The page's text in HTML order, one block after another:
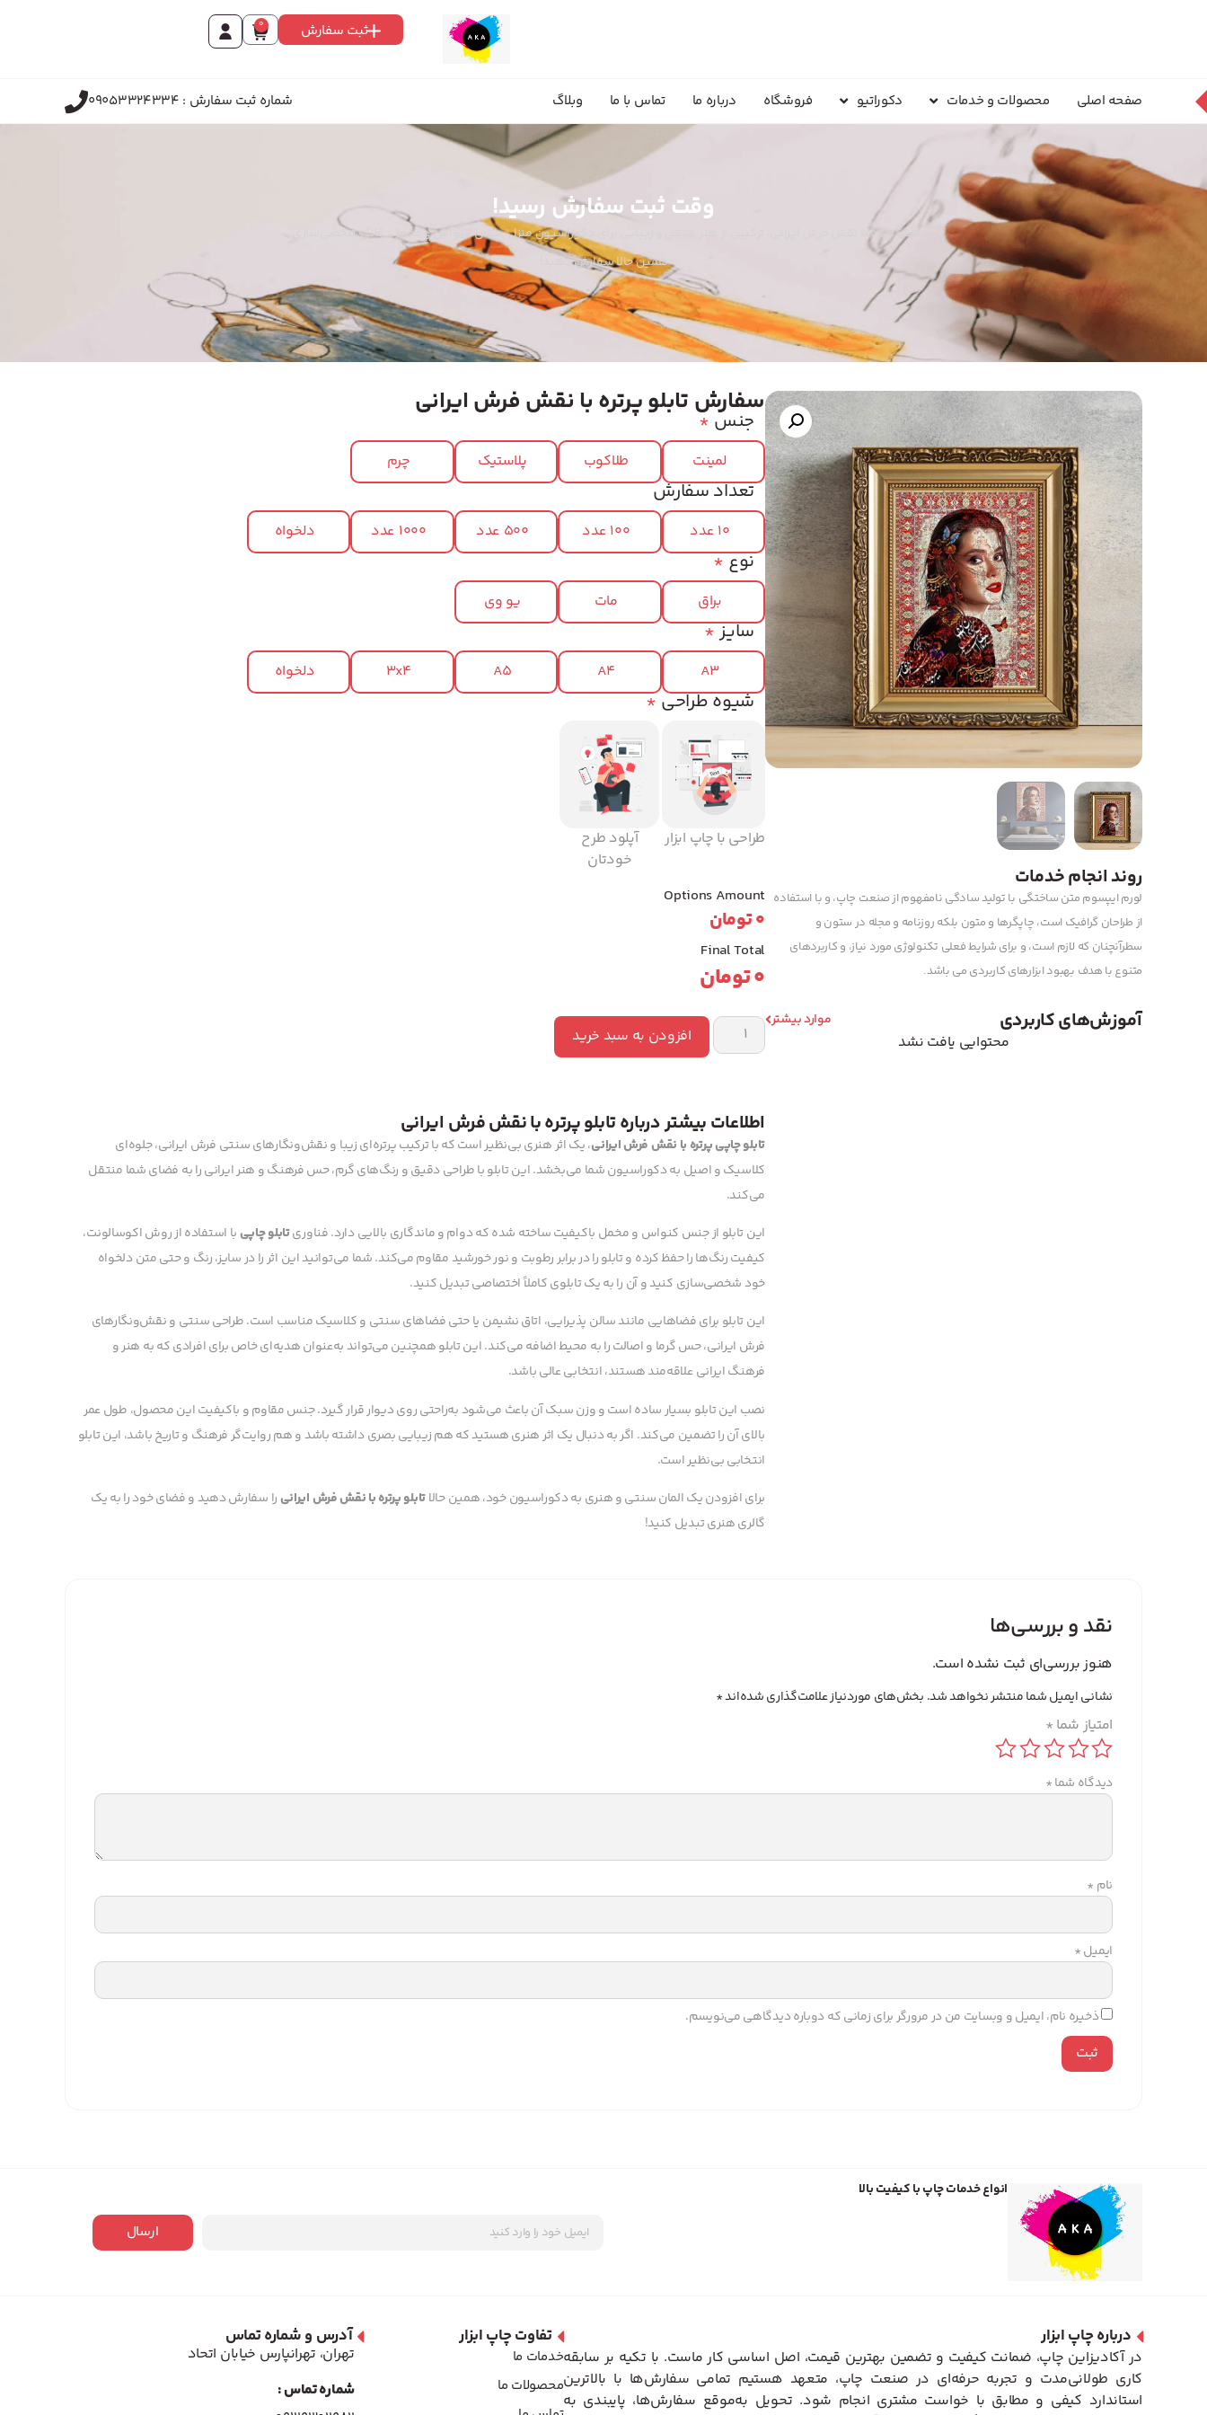
ثبت سفارش 0
صفحه اصلی محصولات و خدمات دکوراتیو فروشگاه درباره ما تماس با ما وبلاگ شماره ثبت سفارش : 09053324334
وقت ثبت سفارش رسید!
تابلو پرتره با نقش فرش ایرانی، ترکیبی از هنر سنتی و زیبایی برای دکوراسیون منزل. جنس کنواس و مخمل، قابل شخصی‌سازی.
همین حالا سفارش دهید!
روند انجام خدمات
لورم ایپسوم متن ساختگی با تولید سادگی نامفهوم از صنعت چاپ، و با استفاده
از طراحان گرافیک است، چاپگرها و متون بلکه روزنامه و مجله در ستون و
سطرآنچنان که لازم است، و برای شرایط فعلی تکنولوژی مورد نیاز، و کاربردهای
متنوع با هدف بهبود ابزارهای کاربردی می باشد.
آموزش‌های کاربردی موارد بیشتر
محتوایی یافت نشد
سفارش تابلو پرتره با نقش فرش ایرانی
* جنس
لمینت طلاکوب پلاستیک چرم
تعداد سفارش
10 عدد 100 عدد 500 عدد 1000 عدد دلخواه
*نوع
براق مات یو وی
*سایز
A3
A4
A5
3x4 دلخواه
*شیوه طراحی
طراحی با چاپ ابزار
آپلود طرح
خودتان
Options Amount
0تومان
Final Total
0تومان
افزودن به سبد خرید
اطلاعات بیشتر درباره تابلو پرتره با نقش فرش ایرانی
تابلو چاپی پرتره با نقش فرش ایرانی، یک اثر هنری بی‌نظیر است که با ترکیب پرتره‌ای زیبا و نقش‌ونگارهای سنتی فرش ایرانی، جلوه‌ای
کلاسیک و اصیل به دکوراسیون شما می‌بخشد. این تابلو با طراحی دقیق و رنگ‌های گرم، حس فرهنگ و هنر ایرانی را به فضای شما منتقل
می‌کند.
این تابلو از جنس کنواس و مخمل باکیفیت ساخته شده که دوام و ماندگاری بالایی دارد. فناوریتابلو چاپی با استفاده از روش اکوسالونت،
کیفیت رنگ‌ها را حفظ کرده و تابلو را در برابر رطوبت و نور خورشید مقاوم می‌کند. شما می‌توانید این اثر را در سایز، رنگ و حتی متن دلخواه
خود شخصی‌سازی کنید و آن را به یک تابلوی کاملاً اختصاصی تبدیل کنید.
این تابلو برای فضاهایی مانند سالن پذیرایی، اتاق نشیمن یا حتی فضاهای سنتی و کلاسیک مناسب است. طراحی سنتی و نقش‌ونگارهای
فرش ایرانی، حس گرما و اصالت را به محیط اضافه می‌کند. این تابلو همچنین می‌تواند به‌عنوان هدیه‌ای خاص برای افرادی که به هنر و
فرهنگ ایرانی علاقه‌مند هستند، انتخابی عالی باشد.
نصب این تابلو بسیار ساده است و وزن سبک آن باعث می‌شود به‌راحتی روی دیوار قرار گیرد. جنس مقاوم و باکیفیت این محصول، طول عمر
بالای آن را تضمین می‌کند. اگر به دنبال یک اثر هنری هستید که هم زیبایی بصری داشته باشد و هم روایت‌گر فرهنگ و تاریخ باشد، این تابلو
انتخابی بی‌نظیر است.
برای افزودن یک المان سنتی و هنری به دکوراسیون خود، همین حالاتابلو پرتره با نقش فرش ایرانی را سفارش دهید و فضای خود را به یک
گالری هنری تبدیل کنید!
نقد و بررسی‌ها
هنوز بررسی‌ای ثبت نشده است.
نشانی ایمیل شما منتشر نخواهد شد. بخش‌های موردنیاز علامت‌گذاری شده‌اند*
امتیاز شما *
دیدگاه شما*
نام *
ایمیل*
ذخیره نام، ایمیل و وبسایت من در مرورگر برای زمانی که دوباره دیدگاهی می‌نویسم.
انواع خدمات چاپ با کیفیت بالا
ارسال
درباره چاپ ابزار
در آکادیزاین چاپ، ضمانت کیفیت و تضمین بهترین قیمت، اصل اساسی کار ماست. با تکیه بر سابقه
کاری طولانی‌مدت و تجربه حرفه‌ای در صنعت چاپ، متعهد هستیم تمامی سفارش‌ها با بالاترین
استاندارد کیفی و مطابق با خواست مشتری انجام شود. تحویل به‌موقع سفارش‌ها، پایبندی به
تفاوت چاپ ابزار
خدمات ما
محصولات ما
آدرس و شماره تماس
تهران، تهرانپارس خیابان اتحاد
شماره تماس :